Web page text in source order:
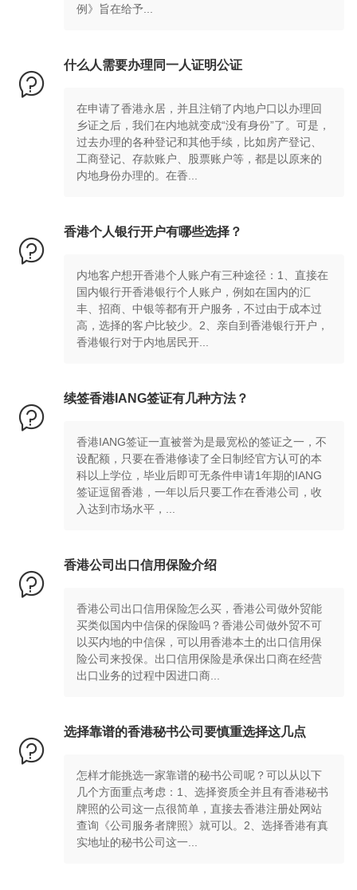
例》旨在给予...

什么人需要办理同一人证明公证
在申请了香港永居，并且注销了内地户口以办理回
乡证之后，我们在内地就变成“没有身份”了。可是，
过去办理的各种登记和其他手续，比如房产登记、
工商登记、存款账户、股票账户等，都是以原来的
内地身份办理的。在香...

香港个人银行开户有哪些选择？
内地客户想开香港个人账户有三种途径：1、直接在
国内银行开香港银行个人账户，例如在国内的汇
丰、招商、中银等都有开户服务，不过由于成本过
高，选择的客户比较少。2、亲自到香港银行开户，
香港银行对于内地居民开...

续签香港IANG签证有几种方法？
香港IANG签证一直被誉为是最宽松的签证之一，不
设配额，只要在香港修读了全日制经官方认可的本
科以上学位，毕业后即可无条件申请1年期的IANG
签证逗留香港，一年以后只要工作在香港公司，收
入达到市场水平，...

香港公司出口信用保险介绍
香港公司出口信用保险怎么买，香港公司做外贸能
买类似国内中信保的保险吗？香港公司做外贸不可
以买内地的中信保，可以用香港本土的出口信用保
险公司来投保。出口信用保险是承保出口商在经营
出口业务的过程中因进口商...

选择靠谱的香港秘书公司要慎重选择这几点
怎样才能挑选一家靠谱的秘书公司呢？可以从以下
几个方面重点考虑：1、选择资质全并且有香港秘书
牌照的公司这一点很简单，直接去香港注册处网站
查询《公司服务者牌照》就可以。2、选择香港有真
实地址的秘书公司这一...